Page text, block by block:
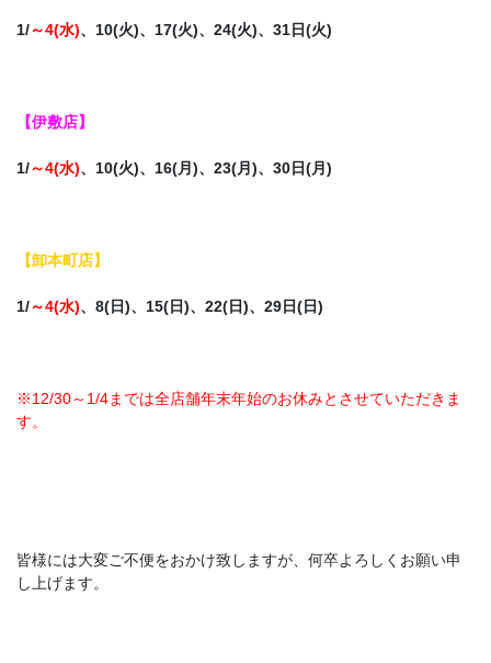
1/～4(水)、10(火)、17(火)、24(火)、31日(火)
【伊敷店】
1/～4(水)、10(火)、16(月)、23(月)、30日(月)
【卸本町店】
1/～4(水)、8(日)、15(日)、22(日)、29日(日)
※12/30～1/4までは全店舗年末年始のお休みとさせていただきま
す。
皆様には大変ご不便をおかけ致しますが、何卒よろしくお願い申
し上げます。